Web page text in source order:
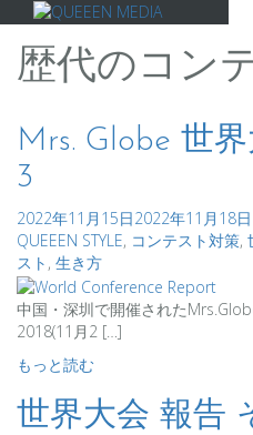
ン
歴代のコン
Mrs. Globe 世
3
2022年11月15日2022年11月18日
QUEEEN STYLE, コンテスト対策,
スト , 生き方
中国・深圳で開催された
2018(11月2 […]
もっと読む
世界大会 報告